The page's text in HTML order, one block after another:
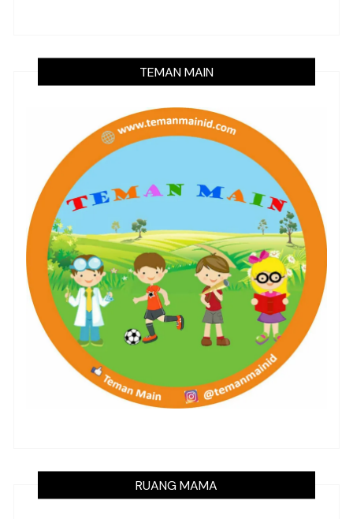
TEMAN MAIN
RUANG MAMA